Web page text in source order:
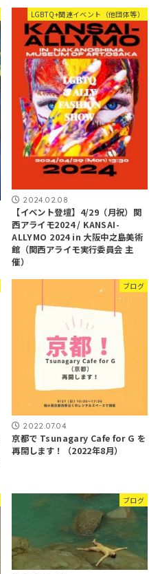
LGBTQ+関連イベント（他団体等）
2024.02.08
【イベント登壇】4/29（月祝）関
西アライモ2024 / KANSAI-
ALLYMO 2024 in 大阪中之島美術
館（関西アライモ実行委員会 主
催）
ブログ
2022.07.04
京都で Tsunagary Cafe for G を
再開します！（2022年8月）
ブログ